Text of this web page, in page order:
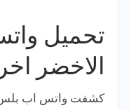
تحميل
الاخضر
كشفت واتس اب بلس